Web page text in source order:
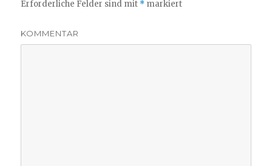
Erforderliche Felder sind mit * markiert
KOMMENTAR